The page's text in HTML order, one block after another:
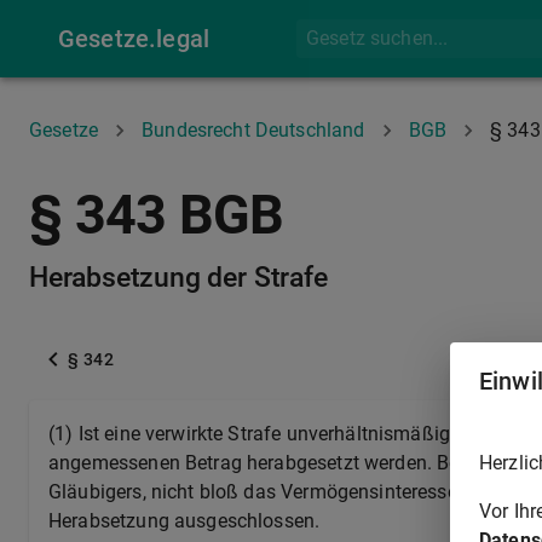
Gesetze.legal
Gesetze Bundesrecht Deutschland BGB § 343
§ 343 BGB
Herabsetzung der Strafe
§ 342
(1) Ist eine verwirkte Strafe unverhältnismäßig hoch, so
angemessenen Betrag herabgesetzt werden. Bei der
Gläubigers, nicht bloß das Vermögensinteresse, in
Herabsetzung ausgeschlossen.
Vor